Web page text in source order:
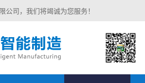
司，我们将竭诚为您服务！